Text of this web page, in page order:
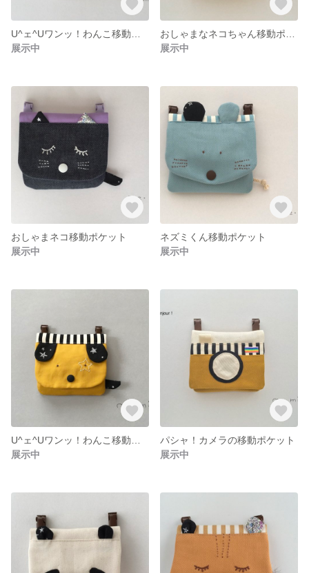
展示中
展示中
おしゃまネコ移動ポケット
展示中
ネズミくん移動ポケット
展示中
展示中
パシャ！カメラの移動ポケット
展示中